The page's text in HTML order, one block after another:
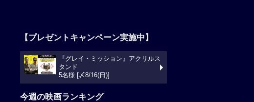
【プレゼントキャンペーン実施中】
『グレイ・ミッション』アクリルス
タンド
5名様 [〆8/16(日)]
今週の映画ランキング